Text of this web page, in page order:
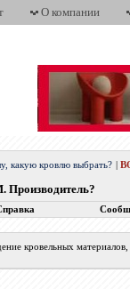
О компании
какую кровлю выбрать?
кровельных